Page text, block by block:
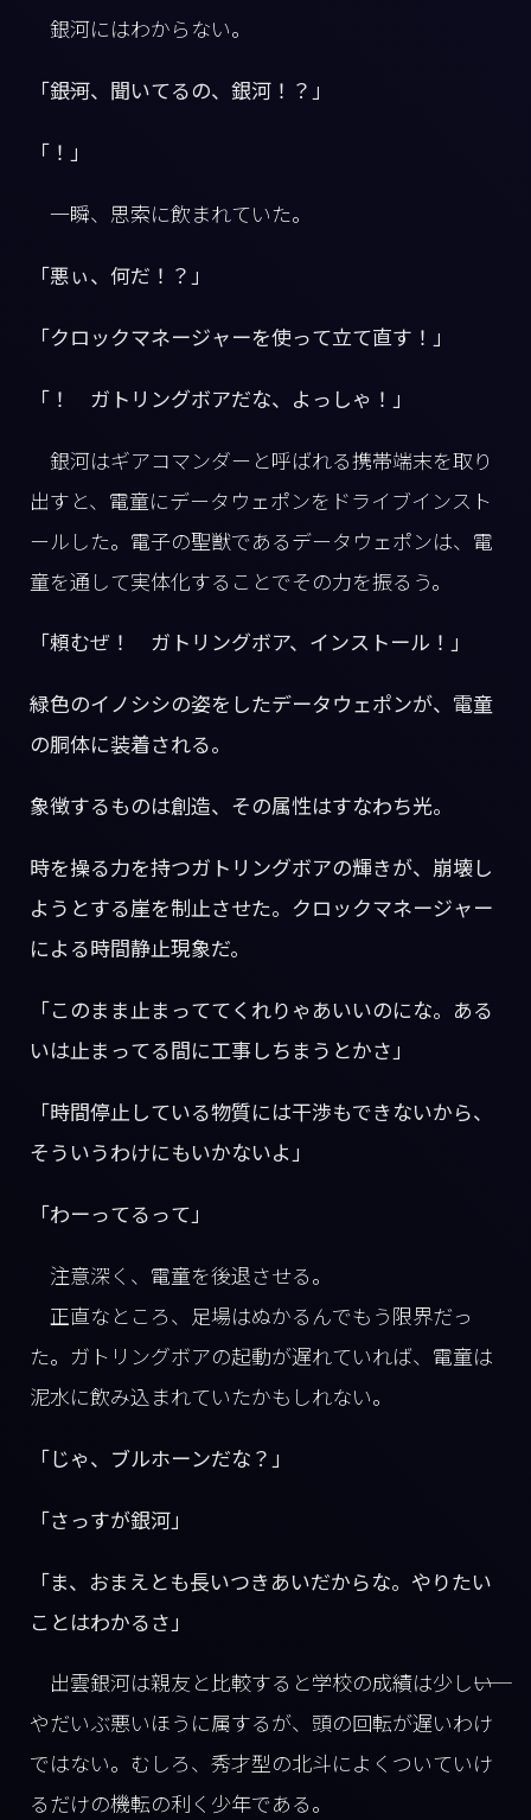
銀河にはわからない。
「――銀河、聞いてるの、銀河！？」
「！」
一瞬、思索に飲まれていた。
「悪ぃ、何だ！？」
「クロックマネージャーを使って立て直す！」
「！ ガトリングボアだな、よっしゃ！」
銀河はギアコマンダーと呼ばれる携帯端末を取り
出すと、電童にデータウェポンをドライブインスト
ールした。電子の聖獣であるデータウェポンは、電
童を通して実体化することでその力を振るう。
「頼むぜ！ ガトリングボア、インストール！」
緑色のイノシシの姿をしたデータウェポンが、電童
の胴体に装着される。
象徴するものは創造、その属性はすなわち光。
時を操る力を持つガトリングボアの輝きが、崩壊し
ようとする崖を制止させた。クロックマネージャー
による時間静止現象だ。
「このまま止まっててくれりゃあいいのにな。ある
いは止まってる間に工事しちまうとかさ」
「時間停止している物質には干渉もできないから、
そういうわけにもいかないよ」
「わーってるって」
注意深く、電童を後退させる。
正直なところ、足場はぬかるんでもう限界だっ
た。ガトリングボアの起動が遅れていれば、電童は
泥水に飲み込まれていたかもしれない。
「じゃ、ブルホーンだな？」
「さっすが銀河」
「ま、おまえとも長いつきあいだからな。やりたい
ことはわかるさ」
出雲銀河は親友と比較すると学校の成績は少し――い
やだいぶ悪いほうに属するが、頭の回転が遅いわけ
ではない。むしろ、秀才型の北斗によくついていけ
るだけの機転の利く少年である。